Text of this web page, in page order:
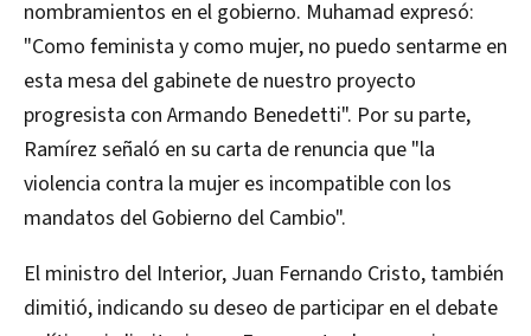
nombramientos en el gobierno. Muhamad expresó:
"Como feminista y como mujer, no puedo sentarme en
esta mesa del gabinete de nuestro proyecto
progresista con Armando Benedetti". Por su parte,
Ramírez señaló en su carta de renuncia que "la
violencia contra la mujer es incompatible con los
mandatos del Gobierno del Cambio".
El ministro del Interior, Juan Fernando Cristo, también
dimitió, indicando su deseo de participar en el debate